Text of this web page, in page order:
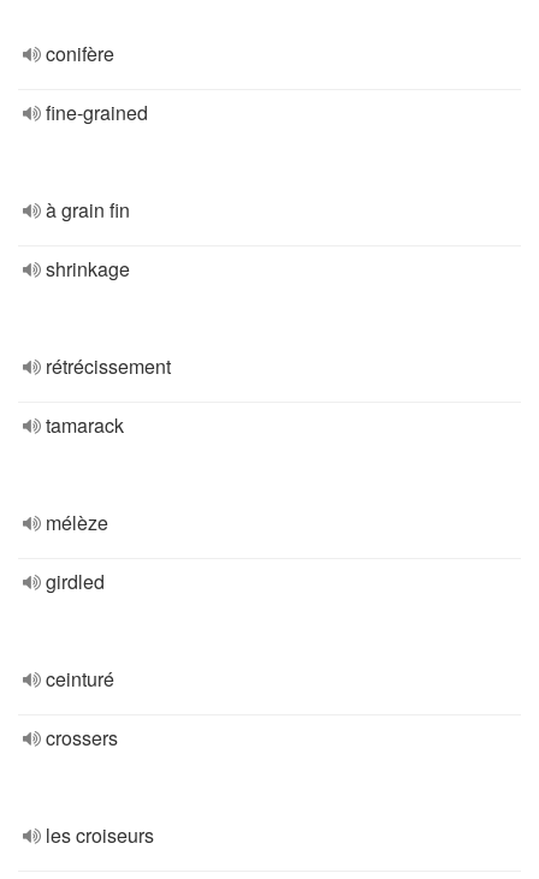
conifère
fine-grained
à grain fin
shrinkage
rétrécissement
tamarack
mélèze
girdled
ceinturé
crossers
les croiseurs